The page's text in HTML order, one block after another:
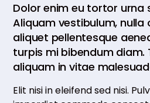
Dolor enim eu tortor urna
Aliquam vestibulum, nulla
aliquet pellentesque
turpis mi bibendum diam.
aliquam in vitae
Elit nisi in eleifend sed nisi.